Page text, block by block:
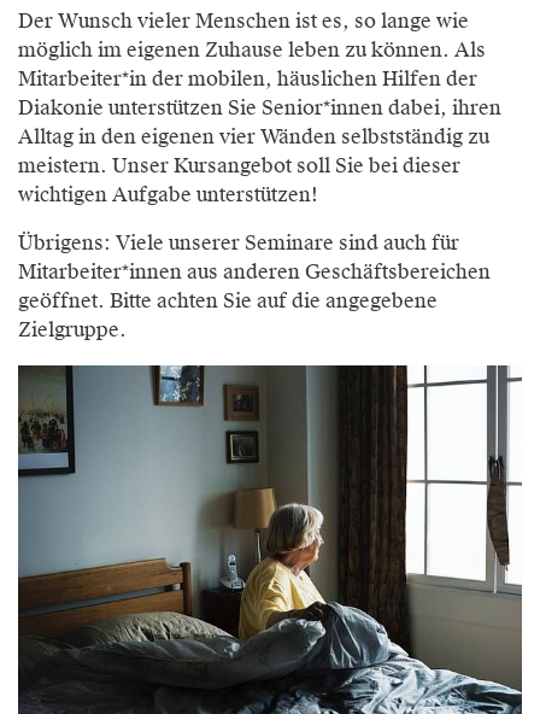
Der Wunsch vieler Menschen ist es, so lange wie
möglich im eigenen Zuhause leben zu können. Als
Mitarbeiter*in der mobilen, häuslichen Hilfen der
Diakonie unterstützen Sie Senior*innen dabei, ihren
Alltag in den eigenen vier Wänden selbstständig zu
meistern. Unser Kursangebot soll Sie bei dieser
wichtigen Aufgabe unterstützen!
Übrigens: Viele unserer Seminare sind auch für
Mitarbeiter*innen aus anderen Geschäftsbereichen
geöffnet. Bitte achten Sie auf die angegebene
Zielgruppe.